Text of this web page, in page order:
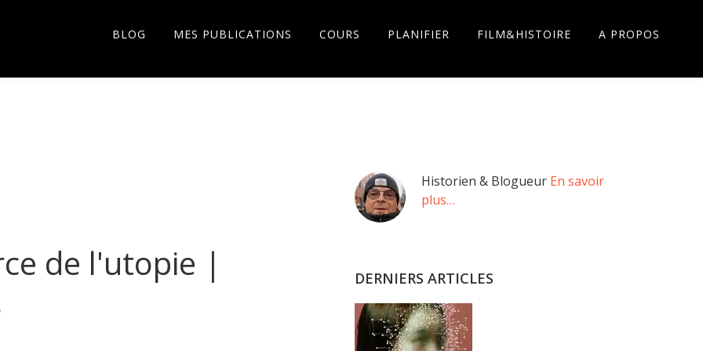
BLOG MES PUBLICATIONS COURS PLANIFIER FILM&HISTOIRE A PROPOS
de l'utopie |
Barre
latérale
Historien & Blogueur En savoir
plus…
DERNIERS ARTICLES